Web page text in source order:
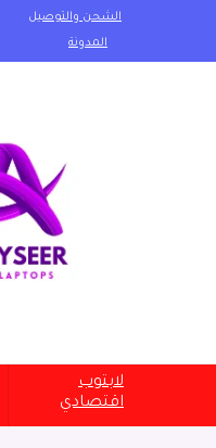
الشحن والتوصيل
المدونة
لابتوب
اقتصادي